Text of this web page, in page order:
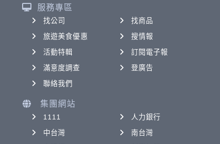
服務專區
找公司
找商品
旅遊美食優惠
搜情報
活動特輯
訂閱電子報
滿意度調查
登廣告
聯絡我們
集團網站
1111
人力銀行
中台灣
南台灣